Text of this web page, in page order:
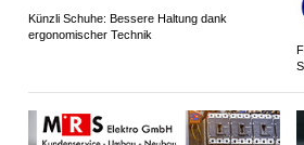
Künzli Schuhe: Bessere Haltung dank
ergonomischer Technik